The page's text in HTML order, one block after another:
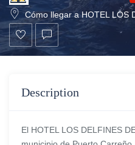
Cómo llegar a HOTEL LOS
Description
El HOTEL LOS DELFINES